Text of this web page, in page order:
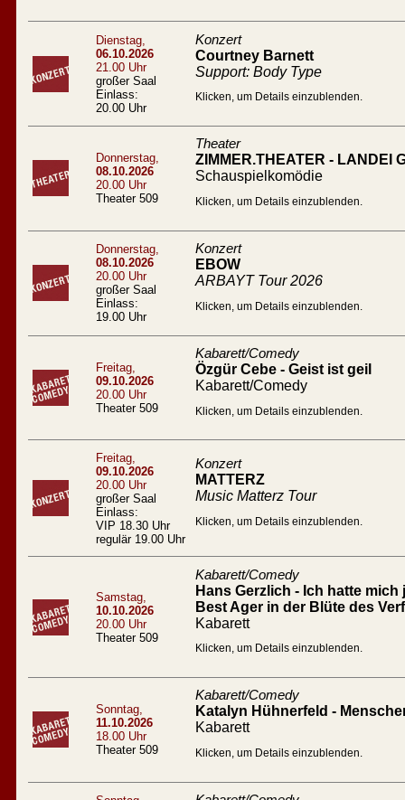
Dienstag,
06.10.2026
21.00 Uhr
großer Saal
Einlass:
20.00 Uhr
Konzert
Courtney Barnett
Support: Body Type
Klicken, um Details einzublenden.
Donnerstag,
08.10.2026
20.00 Uhr
Theater 509
Theater
ZIMMER.THEATER - LANDEI
Schauspielkomödie
Klicken, um Details einzublenden.
Donnerstag,
08.10.2026
20.00 Uhr
großer Saal
Einlass:
19.00 Uhr
Konzert
EBOW
ARBAYT Tour 2026
Klicken, um Details einzublenden.
Freitag,
09.10.2026
20.00 Uhr
Theater 509
Kabarett/Comedy
Özgür Cebe - Geist ist geil
Kabarett/Comedy
Klicken, um Details einzublenden.
Freitag,
09.10.2026
20.00 Uhr
großer Saal
Einlass:
VIP 18.30 Uhr
regulär 19.00 Uhr
Konzert
MATTERZ
Music Matterz Tour
Klicken, um Details einzublenden.
Samstag,
10.10.2026
20.00 Uhr
Theater 509
Kabarett/Comedy
Hans Gerzlich - Ich hatte
Best Ager in der Blüte des
Kabarett
Klicken, um Details einzublenden.
Sonntag,
11.10.2026
18.00 Uhr
Theater 509
Kabarett/Comedy
Katalyn Hühnerfeld -
Kabarett
Klicken, um Details einzublenden.